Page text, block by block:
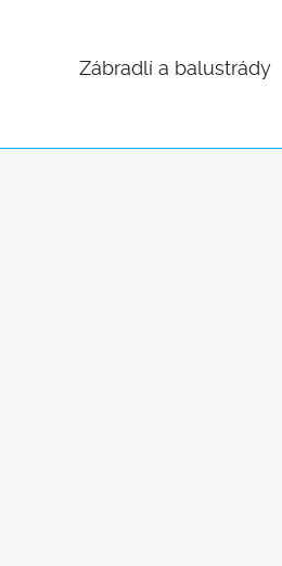
Zábradlí a balustrády